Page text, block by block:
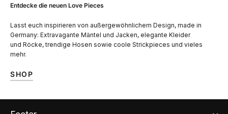
Entdecke die neuen Love Pieces
Lasst euch inspirieren von außergewöhnlichem Design, made in
Germany: Extravagante Mäntel und Jacken, elegante Kleider
und Röcke, trendige Hosen sowie coole Strickpieces und vieles
mehr.
SHOP